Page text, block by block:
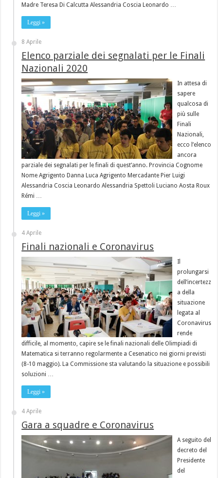
Madre Teresa Di Calcutta Alessandria Coscia Leonardo …
Leggi »
8 Aprile
Elenco parziale dei segnalati per le Finali
Nazionali 2020
In attesa di
sapere
qualcosa di
più sulle
Finali
Nazionali,
ecco l’elenco
ancora
parziale dei segnalati per le finali di quest’anno. Provincia Cognome
Nome Agrigento Danna Luca Agrigento Mercadante Pier Luigi
Alessandria Coscia Leonardo Alessandria Spettoli Luciano Aosta Roux
Rémi …
Leggi »
4 Aprile
Finali nazionali e Coronavirus
Il
prolungarsi
dell’incertezz
a della
situazione
legata al
Coronavirus
rende
difficile, al momento, capire se le finali nazionali delle Olimpiadi di
Matematica si terranno regolarmente a Cesenatico nei giorni previsti
(8-10 maggio). La Commissione sta valutando la situazione e possibili
soluzioni …
Leggi »
4 Aprile
Gara a squadre e Coronavirus
A seguito del
decreto del
Presidente
del